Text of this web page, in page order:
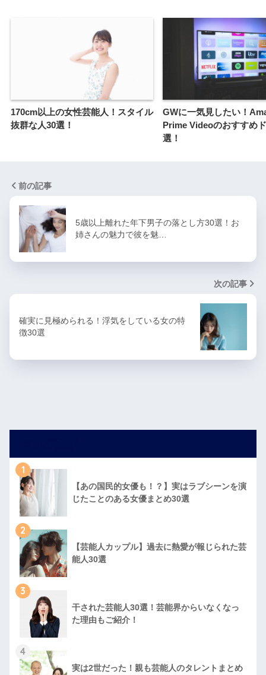
170cm以上の女性芸能人！スタイル
抜群な人30選！
GWに一気見したい！
Prime Videoのおすすめ
選！
前の記事
5歳以上離れた年下男子の落とし方30選！お
姉さんの魅力で彼を魅…
次の記事
確実に見極められる！浮気をしている女の特
徴30選
1
【あの国民的女優も！？】実はラブシーンを演
じたことのある女優まとめ30選
2
【芸能人カップル】過去に熱愛が報じられた芸
能人30選
3
干された芸能人30選！芸能界からいなくなっ
た理由もご紹介！
4
実は2世だった！親も芸能人のタレントまとめ